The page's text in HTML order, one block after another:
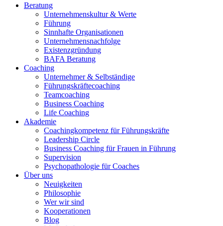
Beratung
Unternehmenskultur & Werte
Führung
Sinn­hafte Organisa­tionen
Unternehmensnachfolge
Existenzgründung
BAFA Beratung
Coaching
Unternehmer & Selbständige
Führungskräfte­coaching
Teamcoaching
Business Coaching
Life Coaching
Akademie
Coaching­kompetenz für Führungs­kräfte
Leadership Circle
Business Coaching für Frauen in Führung
Supervision
Psychopathologie für Coaches
Über uns
Neuigkeiten
Philosophie
Wer wir sind
Kooperationen
Blog